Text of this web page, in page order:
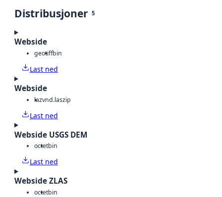
Distribusjoner 5
Webside
geotiffbin
Last ned
Webside
lazvnd.laszip
Last ned
Webside USGS DEM
octetbin
Last ned
Webside ZLAS
octetbin